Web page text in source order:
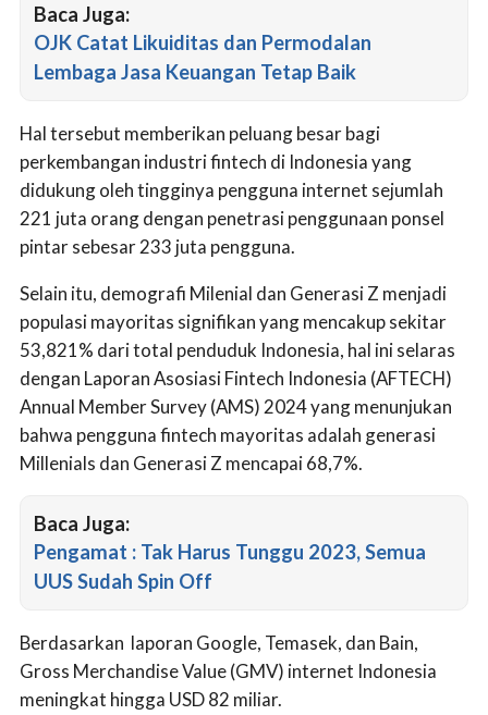
Baca Juga:
OJK Catat Likuiditas dan Permodalan
Lembaga Jasa Keuangan Tetap Baik
Hal tersebut memberikan peluang besar bagi
perkembangan industri fintech di Indonesia yang
didukung oleh tingginya pengguna internet sejumlah
221 juta orang dengan penetrasi penggunaan ponsel
pintar sebesar 233 juta pengguna.
Selain itu, demografi Milenial dan Generasi Z menjadi
populasi mayoritas signifikan yang mencakup sekitar
53,821% dari total penduduk Indonesia, hal ini selaras
dengan Laporan Asosiasi Fintech Indonesia (AFTECH)
Annual Member Survey (AMS) 2024 yang menunjukan
bahwa pengguna fintech mayoritas adalah generasi
Millenials dan Generasi Z mencapai 68,7%.
Baca Juga:
Pengamat : Tak Harus Tunggu 2023, Semua
UUS Sudah Spin Off
Berdasarkan laporan Google, Temasek, dan Bain,
Gross Merchandise Value (GMV) internet Indonesia
meningkat hingga USD 82 miliar.